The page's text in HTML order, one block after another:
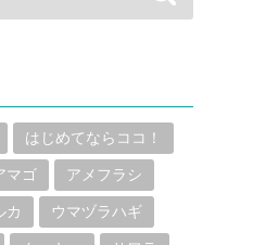
はじめてならココ！
マゴ アメフラシ
カ ウマヅラハギ